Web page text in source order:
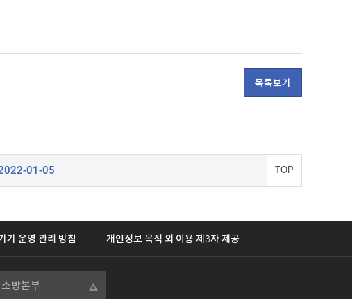
목록보기
01-05 TOP
기 운영·관리 방침 개인정보 목적 외 이용·제3자 제공
방본부